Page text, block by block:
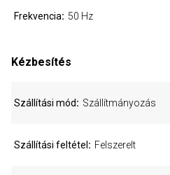
Frekvencia 50 Hz
Kézbesítés
Szállítási mód Szállítmányozás
Szállítási feltétel Felszerelt